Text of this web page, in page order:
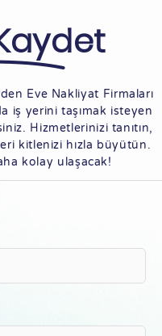
Eve Nakliyat Firmaları
iş yerini taşımak isteyen
Hizmetlerinizi tanıtın,
kitlenizi hızla büyütün.
kolay ulaşacak!